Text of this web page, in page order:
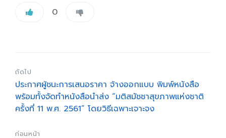
0
ถัดไป
ประกาศผู้ชนะการเสนอราคา จ้างออกแบบ พิมพ์หนังสือ
พร้อมทั้งจัดทำหนังสือนำส่ง “มติสมัชชาสุขภาพแห่งชาติ
ครั้งที่ 11 พ.ศ. 2561” โดยวิธีเฉพาะเจาะจง
ก่อนหน้า